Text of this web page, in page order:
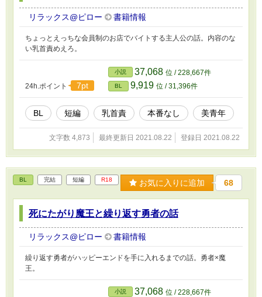
リラックス@ピロー 書籍情報
ちょっとえっちな会員制のお店でバイトする主人公の話。内容のな
い乳首責めえろ。
24h.ポイント 7pt
小説 37,068 位 / 228,667件
BL 9,919 位 / 31,396件
BL 短編 乳首責 本番なし 美青年
文字数 4,873 最終更新日 2021.08.22 登録日 2021.08.22
BL 完結 短編 R18 お気に入りに追加 68
死にたがり魔王と繰り返す勇者の話
リラックス@ピロー 書籍情報
繰り返す勇者がハッピーエンドを手に入れるまでの話。勇者×魔
王。
小説 37,068 位 / 228,667件